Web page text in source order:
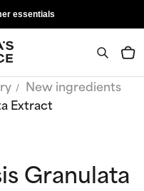
essentials
New ingredients
Extract
Granulata